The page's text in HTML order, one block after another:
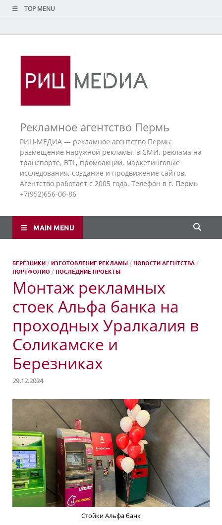
TOP MENU
Рекламное агентство Пермь
РИЦ-МЕДИА — рекламное агентство Пермь:
размещение наружной рекламы, в СМИ, реклама на
транспорте, BTL, промоакции, маркетинговые
исследования, создание и продвижение сайтов.
Агентство работает с 2005 года. Телефон в г. Пермь
+7(952)656-06-86
MAIN MENU
БЕРЕЗНИКИ /ИЗГОТОВЛЕНИЕ РЕКЛАМЫ /НОВОСТИ АГЕНТСТВА /
ПОРТФОЛИО /ПОСЛЕДНИЕ ПРОЕКТЫ
Монтаж рекламных
стоек Альфа банка на
проходных Уралкалия в
Соликамске и
Березниках
29.12.2024
Стойки Альфа банк